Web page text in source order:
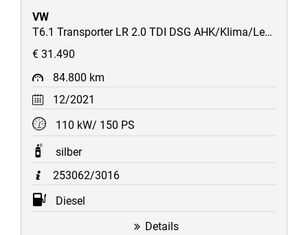
VW
T6.1 Transporter LR 2.0 TDI DSG AHK/Klima/Leder/AppConnect
€ 31.490
84.800 km
12/2021
110 kW/ 150 PS
silber
253062/3016
Diesel
Details